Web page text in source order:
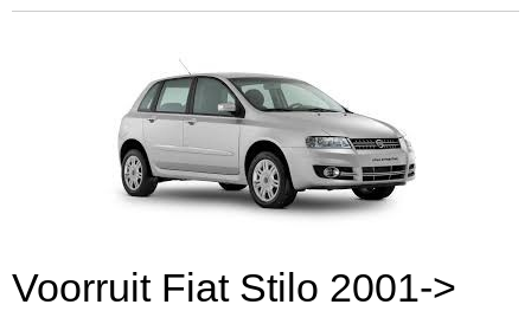
Voorruit Fiat Stilo 2001->